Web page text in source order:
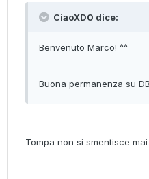
CiaoXD0 dice:
Benvenuto Marco! ^^
Buona permanenza su
Tompa non si smentisce